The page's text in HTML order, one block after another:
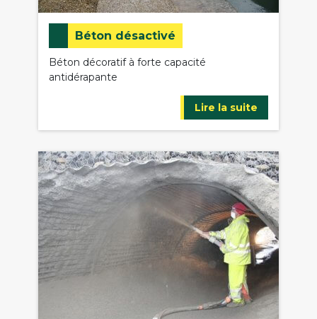
Béton désactivé
Béton décoratif à forte capacité
antidérapante
Lire la suite